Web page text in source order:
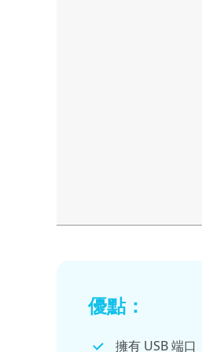
優點：
擁有 USB 端